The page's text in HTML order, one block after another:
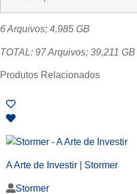
6 Arquivos; 4,985 GB
TOTAL: 97 Arquivos; 39,211 GB
Produtos Relacionados
A Arte de Investir | Stormer
Stormer